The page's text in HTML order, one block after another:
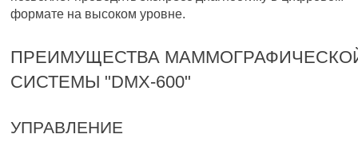
формате на высоком уровне.
ПРЕИМУЩЕСТВА
СИСТЕМЫ "DMX-600"
УПРАВЛЕНИЕ